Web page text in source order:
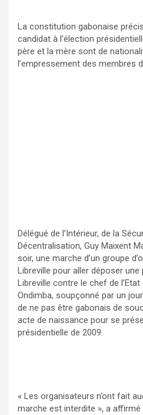
La constitution gabonaise
candidat à l’élection
père et la mère sont de
l’empressement des membres
Délégué de l’Intérieur, de la
Décentralisation, Guy Maixent
soir, une marche d’un groupe
Libreville pour aller déposer une
Libreville contre le chef de
Ondimba, soupçonné par un
de ne pas être gabonais de
acte de naissance pour se
présidentielle de 2009.
« Les organisateurs n’ont fait
marche est interdite », a affirmé